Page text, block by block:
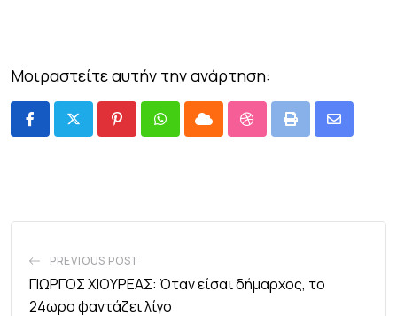
Μοιραστείτε αυτήν την ανάρτηση:
PREVIOUS POST
ΓΙΩΡΓΟΣ ΧΙΟΥΡΕΑΣ: Όταν είσαι δήμαρχος, το
24ωρο φαντάζει λίγο